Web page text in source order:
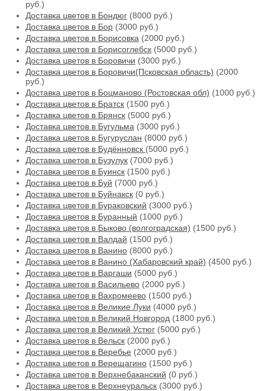
руб.)
Доставка цветов в Бондюг (8000 руб.)
Доставка цветов в Бор (3000 руб.)
Доставка цветов в Борисовка (2000 руб.)
Доставка цветов в Борисоглебск (5000 руб.)
Доставка цветов в Боровичи (3000 руб.)
Доставка цветов в Боровичи(Псковская область) (2000
руб.)
Доставка цветов в Боцманово (Ростовская обл) (1000 руб.)
Доставка цветов в Братск (1500 руб.)
Доставка цветов в Брянск (5000 руб.)
Доставка цветов в Бугульма (3000 руб.)
Доставка цветов в Бугуруслан (8000 руб.)
Доставка цветов в Будённовск (5000 руб.)
Доставка цветов в Бузулук (7000 руб.)
Доставка цветов в Буинск (1500 руб.)
Доставка цветов в Буй (7000 руб.)
Доставка цветов в Буйнакск (0 руб.)
Доставка цветов в Бураковский (3000 руб.)
Доставка цветов в Буранный (1000 руб.)
Доставка цветов в Быково (волгоградская) (1500 руб.)
Доставка цветов в Валдай (1500 руб.)
Доставка цветов в Ванино (8000 руб.)
Доставка цветов в Ванино (Хабаровский край) (4500 руб.)
Доставка цветов в Варгаши (5000 руб.)
Доставка цветов в Васильево (2000 руб.)
Доставка цветов в Вахромеево (1500 руб.)
Доставка цветов в Великие Луки (4000 руб.)
Доставка цветов в Великий Новгород (1800 руб.)
Доставка цветов в Великий Устюг (5000 руб.)
Доставка цветов в Вельск (2000 руб.)
Доставка цветов в Веребье (2000 руб.)
Доставка цветов в Верещагино (1500 руб.)
Доставка цветов в Верхнебаканский (0 руб.)
Доставка цветов в Верхнеуральск (3000 руб.)